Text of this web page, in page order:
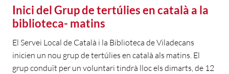
Inici del Grup de tertúlies en català a la
biblioteca- matins
El Servei Local de Català i la Biblioteca de Viladecans
inicien un nou grup de tertúlies en català als matins. El
grup conduït per un voluntari tindrà lloc els dimarts, de 12